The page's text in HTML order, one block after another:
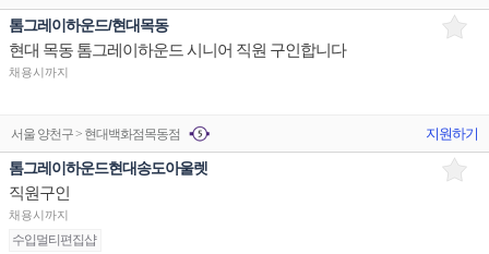
톰그레이하운드/현대목동
현대 목동 톰그레이하운드 시니어 직원 구인합니다
채용시까지
서울 양천구 > 현대백화점목동점 지원하기
톰그레이하운드현대송도아울렛
직원구인
채용시까지
수입멀티편집샵